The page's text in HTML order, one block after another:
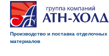
Производство и поставка отделочных
материалов